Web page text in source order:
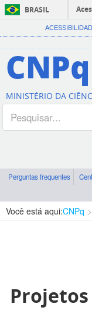
BRASIL
CNPq
MINISTÉRIO DA
Perguntas frequentes
Você está aqui:CNPq
Projetos